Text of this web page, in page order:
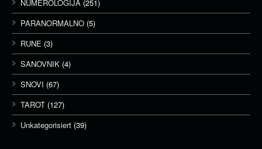
NUMEROLOGIJA (251)
PARANORMALNO (5)
RUNE (3)
SANOVNIK (4)
SNOVI (67)
TAROT (127)
Unkategorisiert (39)